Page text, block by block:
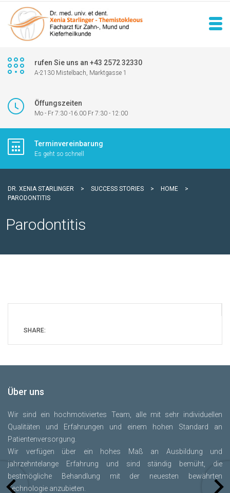
rufen Sie uns an +43 2572 32330
A-2130 Mistelbach, Marktgasse 1
Öffungszeiten
Mo - Fr 7:30 -16.00 Fr 7:30 - 12:00
Terminvereinbarung
Es geht so schnell
DR. XENIA STARLINGER > SUCCESS STORIES > HOME
>
PARODONTITIS
Parodontitis
SHARE:
Über uns
Wir sind ein hochmotiviertes Team, alle mit sehr individuellen
Qualitäten und Erfahrungen und einem hohen Standard an
Patientenversorgung.
Wir verfügen über ein hohes Maß an Ausbildung und
jahrzehntelange Erfahrung und sind ständig bemüht, die
bestmögliche Behandlung mit der neuesten bewährten
Technologie anzubieten.